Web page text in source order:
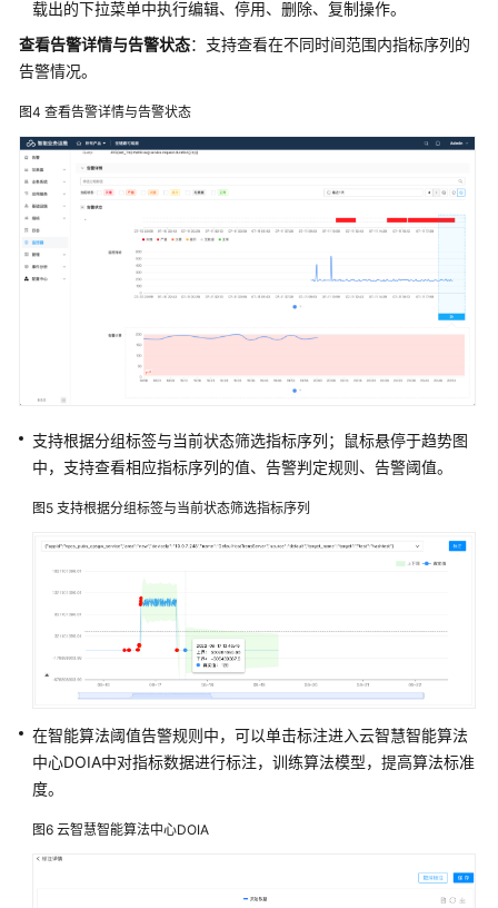
平
解
决
方
百
望
财
解
方
案
财
互
联
税
化
解
决
载出的下拉菜单中执行编辑、停用、删除、复制操作。
查看告警详情与告警状态：支持查看在不同时间范围内指标序列的
告警情况。
图4 查看告警详情与告警状态
支持根据分组标签与当前状态筛选指标序列；鼠标悬停于趋势图
中，支持查看相应指标序列的值、告警判定规则、告警阈值。
图5 支持根据分组标签与当前状态筛选指标序列
在智能算法阈值告警规则中，可以单击标注进入云智慧智能算法
中心DOIA中对指标数据进行标注，训练算法模型，提高算法标准
度。
图6 云智慧智能算法中心DOIA